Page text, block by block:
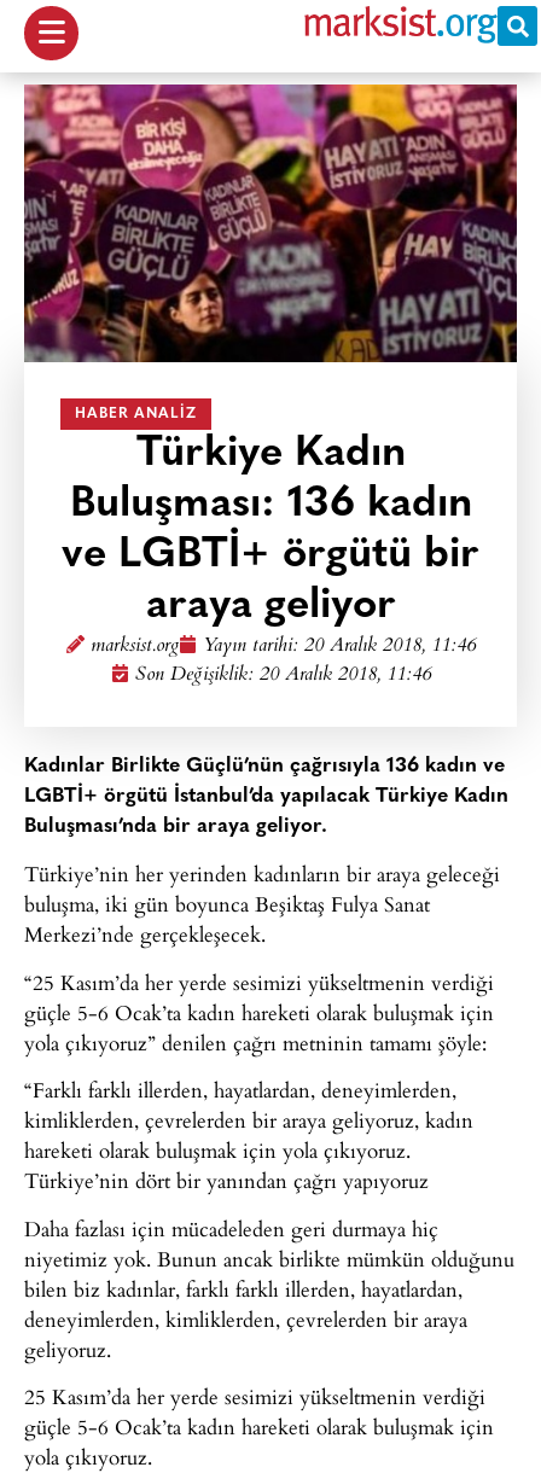
HABER ANALIZ
Türkiye Kadın
Buluşması: 136 kadın
ve LGBTİ+ örgütü bir
araya geliyor
marksist.org Yayın tarihi: 20 Aralık 2018, 11:46
Son Değişiklik: 20 Aralık 2018, 11:46
Kadınlar Birlikte Güçlü’nün çağrısıyla 136 kadın ve
LGBTİ+ örgütü İstanbul’da yapılacak Türkiye Kadın
Buluşması’nda bir araya geliyor.
Türkiye’nin her yerinden kadınların bir araya geleceği
buluşma, iki gün boyunca Beşiktaş Fulya Sanat
Merkezi’nde gerçekleşecek.
“25 Kasım’da her yerde sesimizi yükseltmenin verdiği
güçle 5-6 Ocak’ta kadın hareketi olarak buluşmak için
yola çıkıyoruz” denilen çağrı metninin tamamı şöyle:
“Farklı farklı illerden, hayatlardan, deneyimlerden,
kimliklerden, çevrelerden bir araya geliyoruz, kadın
hareketi olarak buluşmak için yola çıkıyoruz.
Türkiye’nin dört bir yanından çağrı yapıyoruz
Daha fazlası için mücadeleden geri durmaya hiç
niyetimiz yok. Bunun ancak birlikte mümkün olduğunu
bilen biz kadınlar, farklı farklı illerden, hayatlardan,
deneyimlerden, kimliklerden, çevrelerden bir araya
geliyoruz.
25 Kasım’da her yerde sesimizi yükseltmenin verdiği
güçle 5-6 Ocak’ta kadın hareketi olarak buluşmak için
yola çıkıyoruz.